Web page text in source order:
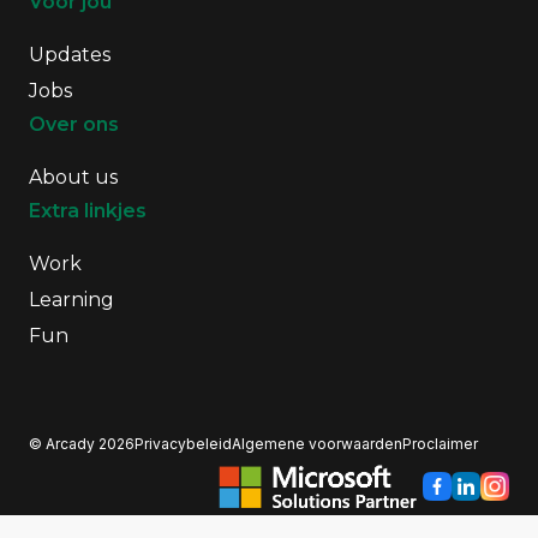
Updates
Jobs
Over ons
About us
Extra linkjes
Work
Learning
Fun
© Arcady 2026PrivacybeleidAlgemene voorwaardenProclaimer